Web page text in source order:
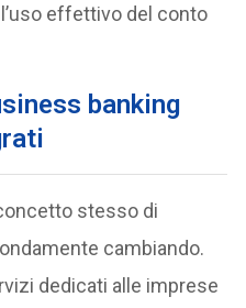
effettivo del conto
banking
stesso di
cambiando.
dedicati alle imprese